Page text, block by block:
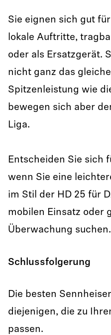
Sie eignen sich gut
lokale Auftritte,
oder als Ersatzgerät.
nicht ganz das
Spitzenleistung wie
bewegen sich aber
Liga.
Entscheiden Sie sich
wenn Sie eine
im Stil der HD 25 für
mobilen Einsatz oder
Überwachung suchen.
Schlussfolgerung
Die besten
diejenigen, die zu
passen.